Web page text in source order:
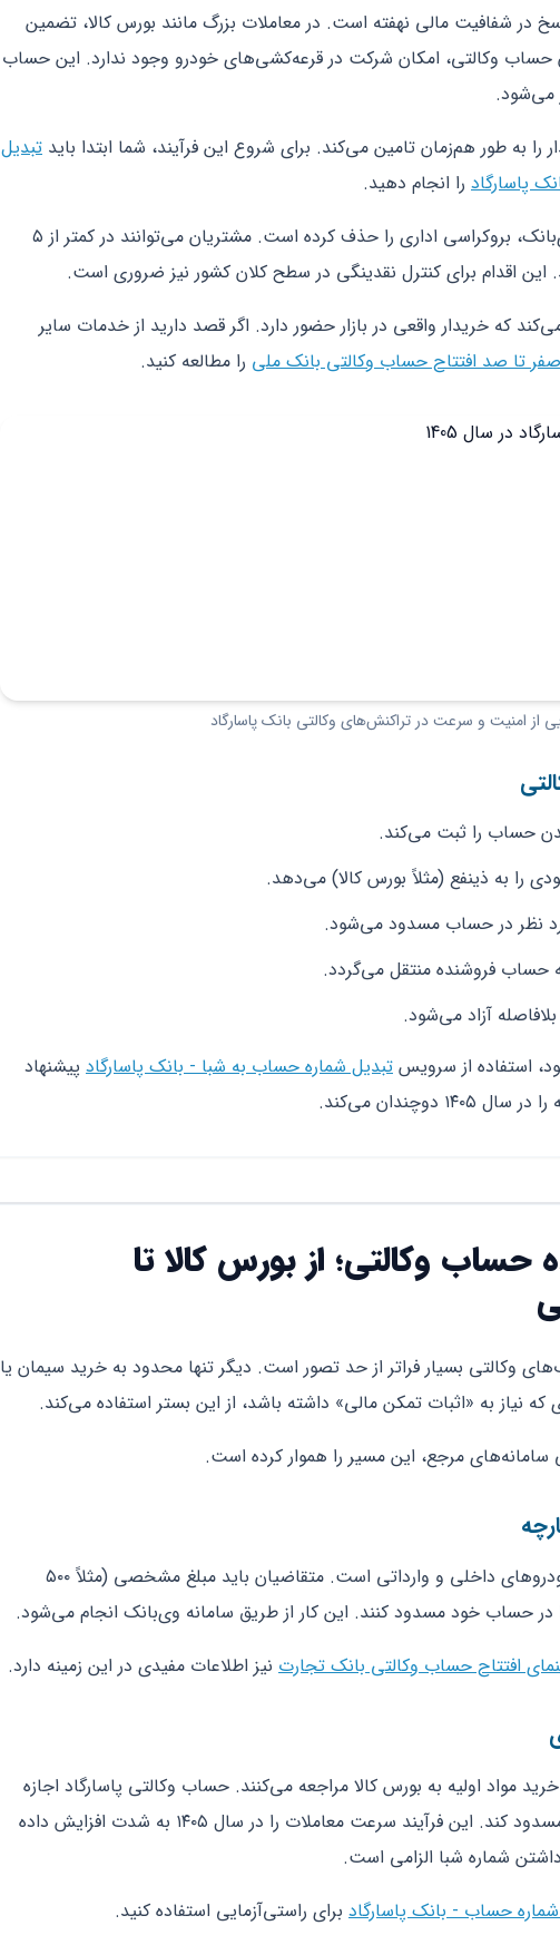
در شفافیت مالی نهفته است. در معاملات بزرگ مانند بورس کالا، تضمین
وکالتی، امکان شرکت در قرعه‌کشی‌های خودرو وجود ندارد. این حساب
می‌شود.
به طور هم‌زمان تامین می‌کند. برای شروع این فرآیند، شما ابتدا باید تبدیل
پاسارگاد را انجام دهید.
بانک پاسارگاد با ارائه سامانه وی‌بانک، بروکراسی اداری را حذف کرده است. مشتریان می‌توانند در کمتر از ۵
این اقدام برای کنترل نقدینگی در سطح کلان کشور نیز ضروری است.
که خریدار واقعی در بازار حضور دارد. اگر قصد دارید از خدمات سایر
تا صد افتتاح حساب وکالتی بانک ملی را مطالعه کنید.
از امنیت و سرعت در تراکنش‌های وکالتی بانک پاسارگاد
حساب را ثبت می‌کند.
را به ذینفع (مثلاً بورس کالا) می‌دهد.
نظر در حساب مسدود می‌شود.
حساب فروشنده منتقل می‌گردد.
آزاد می‌شود.
استفاده از سرویس تبدیل شماره حساب به شبا - بانک پاسارگاد پیشنهاد
می‌کند.
حساب وکالتی؛ از بورس کالا تا
حساب‌های وکالتی بسیار فراتر از حد تصور است. دیگر تنها محدود به خرید سیمان یا
که نیاز به «اثبات تمکن مالی» داشته باشد، از این بستر استفاده می‌کند.
سامانه‌های مرجع، این مسیر را هموار کرده است.
بزرگترین کاربرد فعلی، ثبت‌نام خودروهای داخلی و وارداتی است. متقاضیان باید مبلغ مشخصی (مثلاً ۵۰۰
در حساب خود مسدود کنند. این کار از طریق سامانه وی‌بانک انجام می‌شود.
افتتاح حساب وکالتی بانک تجارت نیز اطلاعات مفیدی در این زمینه دارد.
خرید مواد اولیه به بورس کالا مراجعه می‌کنند. حساب وکالتی پاسارگاد اجازه
می‌دهد کارگزار مستقیماً وجه را مسدود کند. این فرآیند سرعت معاملات را در سال ۱۴۰۵ به شدت افزایش داده
شماره شبا الزامی است.
حساب - بانک پاسارگاد برای راستی‌آزمایی استفاده کنید.